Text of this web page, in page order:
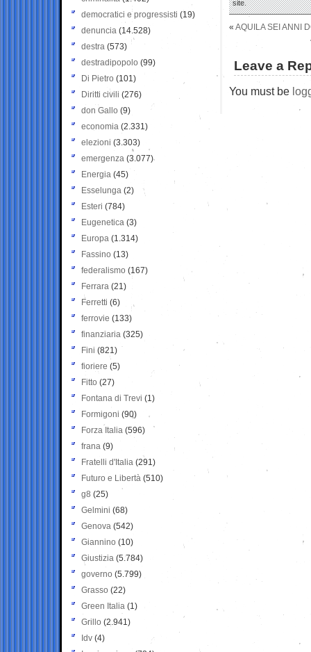
site.
« AQUILA SEI ANNI
Leave a
You must be
democratici e progressisti (19)
denuncia (14.528)
destra (573)
destradipopolo (99)
Di Pietro (101)
Diritti civili (276)
don Gallo (9)
economia (2.331)
elezioni (3.303)
emergenza (3.077)
Energia (45)
Esselunga (2)
Esteri (784)
Eugenetica (3)
Europa (1.314)
Fassino (13)
federalismo (167)
Ferrara (21)
Ferretti (6)
ferrovie (133)
finanziaria (325)
Fini (821)
fioriere (5)
Fitto (27)
Fontana di Trevi (1)
Formigoni (90)
Forza Italia (596)
frana (9)
Fratelli d'Italia (291)
Futuro e Libertà (510)
g8 (25)
Gelmini (68)
Genova (542)
Giannino (10)
Giustizia (5.784)
governo (5.799)
Grasso (22)
Green Italia (1)
Grillo (2.941)
Idv (4)